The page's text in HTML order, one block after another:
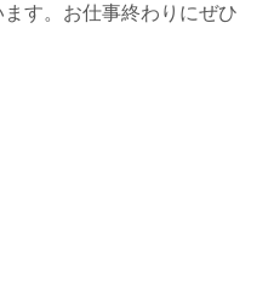
す。お仕事終わりにぜひ